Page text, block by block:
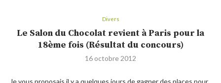
Divers
Le Salon du Chocolat revient à Paris pour la
18ème fois (Résultat du concours)
16 octobre 2012
Je vous proposais il y a quelques jours de gagner des places pour